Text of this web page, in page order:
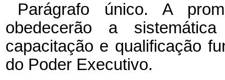
Parágrafo único. A
obedecerão a
capacitação e qualificação
do Poder Executivo.